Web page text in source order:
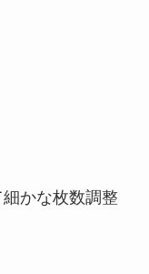
かな枚数調整